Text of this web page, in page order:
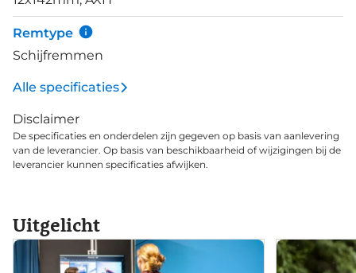
Remtype
Schijfremmen
Alle specificaties
Disclaimer
De specificaties en onderdelen zijn gegeven op basis van aanlevering
van de leverancier. Op basis van beschikbaarheid of wijzigingen bij de
leverancier kunnen specificaties afwijken.
Uitgelicht